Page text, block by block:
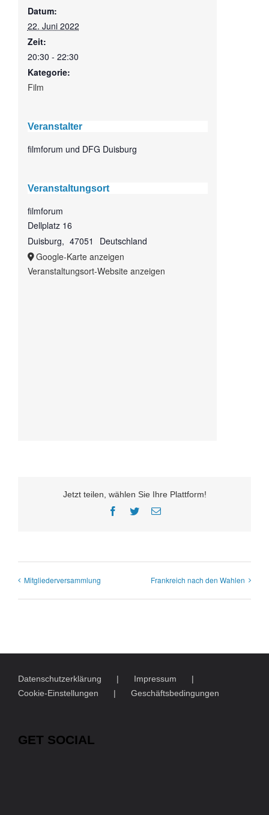
Datum:
22. Juni 2022
Zeit:
20:30 - 22:30
Kategorie:
Film
Veranstalter
filmforum und DFG Duisburg
Veranstaltungsort
filmforum
Dellplatz 16
Duisburg, 47051
Deutschland
Google-Karte anzeigen
Veranstaltungsort-Website anzeigen
Jetzt teilen, wählen Sie Ihre Plattform!
Facebook
TwitterE-
Mitgliederversammlung Frankreich nach den Wahlen
Datenschutzerklärung
Impressum
Cookie-Einstellungen
Geschäftsbedingungen
GET SOCIAL